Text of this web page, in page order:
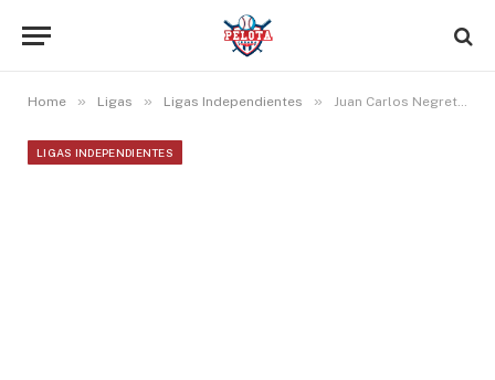
Home » Ligas » Ligas Independientes » Juan Carlos Negret liga bambinazo y llega a 50 remolcadas en la Liga Fronteriza
LIGAS INDEPENDIENTES